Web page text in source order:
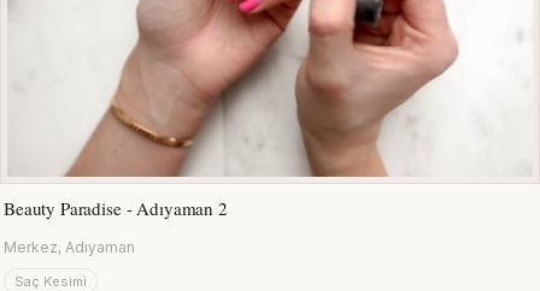
Beauty Paradise - Adıyaman 2
Merkez, Adıyaman
Saç Kesimi